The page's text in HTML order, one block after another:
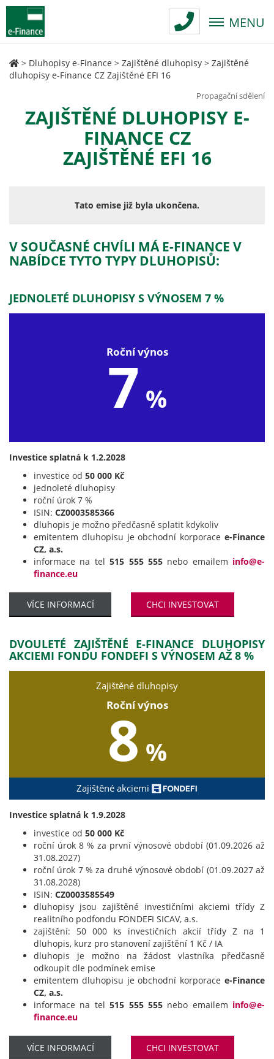
MENU
> Dluhopisy e-Finance > Zajištěné dluhopisy > Zajištěné
dluhopisy e-Finance CZ Zajištěné EFI 16
Propagační sdělení
ZAJIŠTĚNÉ DLUHOPISY E-
FINANCE CZ
ZAJIŠTĚNÉ EFI 16
Tato emise již byla ukončena.
V SOUČASNÉ CHVÍLI MÁ E-FINANCE V
NABÍDCE TYTO TYPY DLUHOPISŮ:
JEDNOLETÉ DLUHOPISY S VÝNOSEM 7 %
Roční výnos
7 %
Investice splatná k 1.2.2028
investice od 50 000 Kč
jednoleté dluhopisy
roční úrok 7 %
ISIN: CZ0003585366
dluhopis je možno předčasně splatit kdykoliv
emitentem dluhopisu je obchodní korporace e-Finance
CZ, a.s.
informace na tel515 555 555nebo emailem info@e-
finance.eu
VÍCE INFORMACÍ CHCI INVESTOVAT
DVOULETÉ ZAJIŠTĚNÉ E-FINANCE DLUHOPISY
AKCIEMI FONDU FONDEFI S VÝNOSEM AŽ 8 %
Zajištěné dluhopisy
Roční výnos
8 %
Zajištěné akciemi
Investice splatná k 1.9.2028
investice od 50 000 Kč
roční úrok 8 % za první výnosové období (01.09.2026 až
31.08.2027)
roční úrok 7 % za druhé výnosové období (01.09.2027 až
31.08.2028)
ISIN: CZ0003585549
dluhopisy jsou zajištěné investičními akciemi třídy Z
realitního podfondu FONDEFI SICAV, a.s.
zajištění: 50 000 ks investičních akcií třídy Z na 1
dluhopis, kurz pro stanovení zajištění 1 Kč / IA
dluhopis je možno na žádost vlastníka předčasně
odkoupit dle podmínek emise
emitentem dluhopisu je obchodní korporace e-Finance
CZ, a.s.
informace na tel515 555 555nebo emailem info@e-
finance.eu
VÍCE INFORMACÍ CHCI INVESTOVAT